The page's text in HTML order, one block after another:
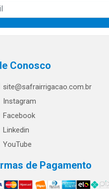
Conosco
site@safrairrigacao.com.br
Instagram
Facebook
Linkedin
YouTube
de Pagamento